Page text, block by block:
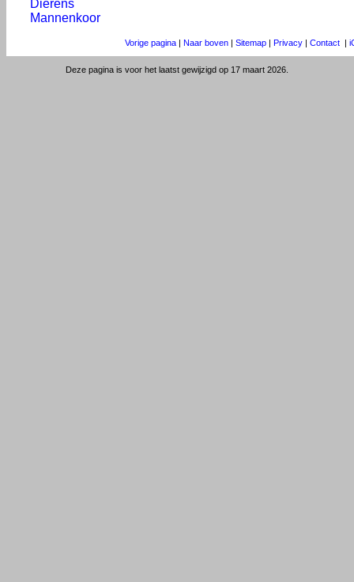
Dierens
Mannenkoor
Vorige pagina| Naar boven| Sitemap| Privacy| Contact|
Deze pagina is voor het laatst gewijzigd op 17 maart 2026.